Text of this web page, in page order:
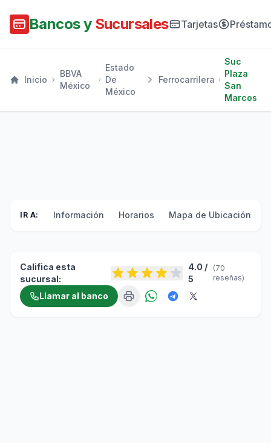
Bancos y Sucursales Tarjetas
Inicio
BBVA
México
Estado
De
México
Ferrocarrilera
Suc
Plaza
San
Marcos
IR A: Información Horarios Mapa de Ubicación
Califica esta
sucursal:
4.0 /
5
(70
reseñas)
Llamar al banco